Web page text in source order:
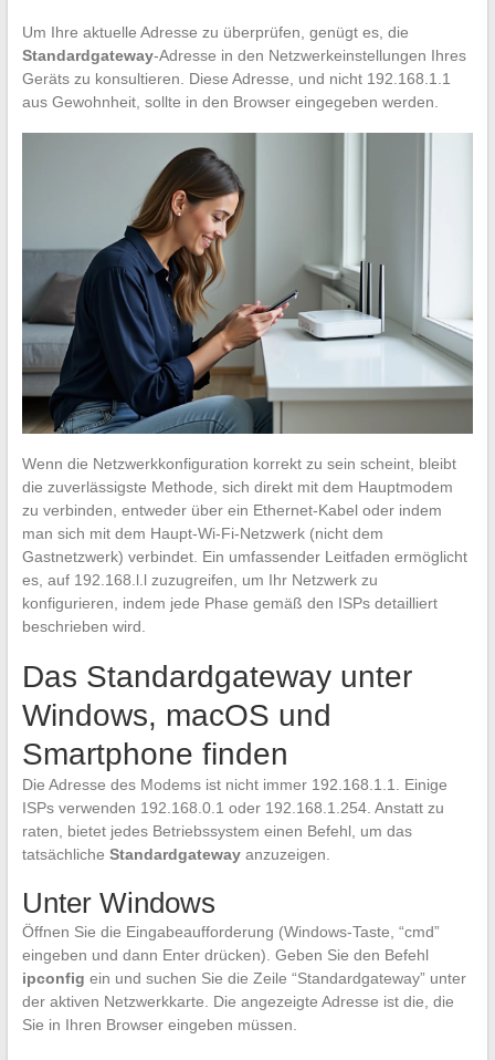
Um Ihre aktuelle Adresse zu überprüfen, genügt es, die
Standardgateway-Adresse in den Netzwerkeinstellungen Ihres
Geräts zu konsultieren. Diese Adresse, und nicht 192.168.1.1
aus Gewohnheit, sollte in den Browser eingegeben werden.
Wenn die Netzwerkkonfiguration korrekt zu sein scheint, bleibt
die zuverlässigste Methode, sich direkt mit dem Hauptmodem
zu verbinden, entweder über ein Ethernet-Kabel oder indem
man sich mit dem Haupt-Wi-Fi-Netzwerk (nicht dem
Gastnetzwerk) verbindet. Ein umfassender Leitfaden ermöglicht
es, auf 192.168.l.l zuzugreifen, um Ihr Netzwerk zu
konfigurieren, indem jede Phase gemäß den ISPs detailliert
beschrieben wird.
Das Standardgateway unter
Windows, macOS und
Smartphone finden
Die Adresse des Modems ist nicht immer 192.168.1.1. Einige
ISPs verwenden 192.168.0.1 oder 192.168.1.254. Anstatt zu
raten, bietet jedes Betriebssystem einen Befehl, um das
tatsächliche Standardgatewayanzuzeigen.
Unter Windows
Öffnen Sie die Eingabeaufforderung (Windows-Taste, “cmd”
eingeben und dann Enter drücken). Geben Sie den Befehl
ipconfig ein und suchen Sie die Zeile “Standardgateway” unter
der aktiven Netzwerkkarte. Die angezeigte Adresse ist die, die
Sie in Ihren Browser eingeben müssen.